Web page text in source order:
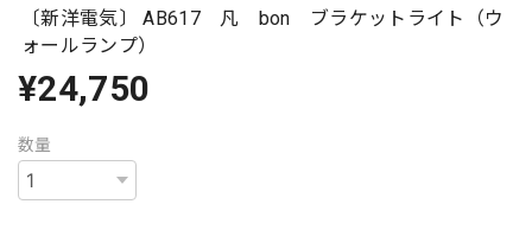
〔新洋電気〕 AB617 凡 bon ブラケットライト（ウ
ォールランプ）
¥24,750
数量